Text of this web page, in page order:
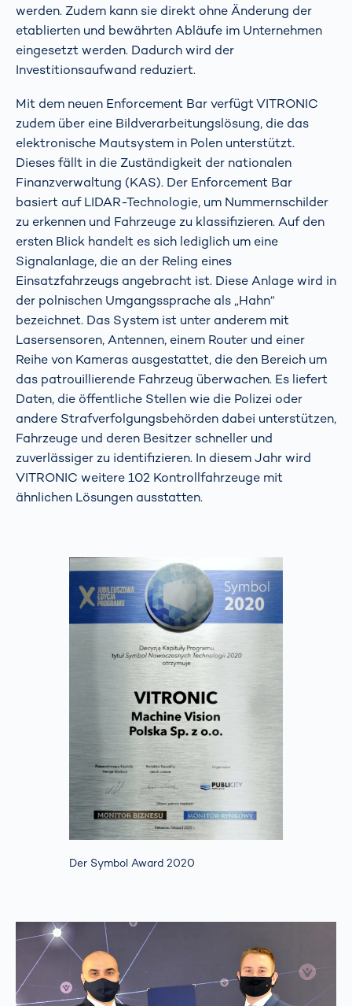
werden. Zudem kann sie direkt ohne Änderung der
etablierten und bewährten Abläufe im Unternehmen
eingesetzt werden. Dadurch wird der
Investitionsaufwand reduziert.
Mit dem neuen Enforcement Bar verfügt VITRONIC
zudem über eine Bildverarbeitungslösung, die das
elektronische Mautsystem in Polen unterstützt.
Dieses fällt in die Zuständigkeit der nationalen
Finanzverwaltung (KAS). Der Enforcement Bar
basiert auf LIDAR-Technologie, um Nummernschilder
zu erkennen und Fahrzeuge zu klassifizieren. Auf den
ersten Blick handelt es sich lediglich um eine
Signalanlage, die an der Reling eines
Einsatzfahrzeugs angebracht ist. Diese Anlage wird in
der polnischen Umgangssprache als „Hahn“
bezeichnet. Das System ist unter anderem mit
Lasersensoren, Antennen, einem Router und einer
Reihe von Kameras ausgestattet, die den Bereich um
das patrouillierende Fahrzeug überwachen. Es liefert
Daten, die öffentliche Stellen wie die Polizei oder
andere Strafverfolgungsbehörden dabei unterstützen,
Fahrzeuge und deren Besitzer schneller und
zuverlässiger zu identifizieren. In diesem Jahr wird
VITRONIC weitere 102 Kontrollfahrzeuge mit
ähnlichen Lösungen ausstatten.
Der Symbol Award 2020